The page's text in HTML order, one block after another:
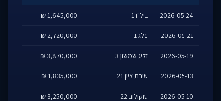
2026-05-24 ביל"ו 1 1,645,000 ₪
2026-05-21 פלג 1 2,720,000 ₪
2026-05-19 זליג שמשון 3 3,870,000 ₪
2026-05-13 שיבת ציון 21 1,835,000 ₪
2026-05-10 סוקולוב 22 3,250,000 ₪